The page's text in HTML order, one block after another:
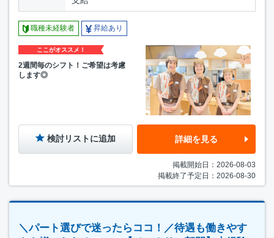
職種未経験者 昇給あり
ここがオススメ！
2週間毎のシフト！ご希望は考慮
します◎
検討リストに追加 詳細を見る
掲載開始日：2026-08-03
掲載終了予定日：2026-08-30
＼パート選びで迷ったらココ！／待遇も働きやす